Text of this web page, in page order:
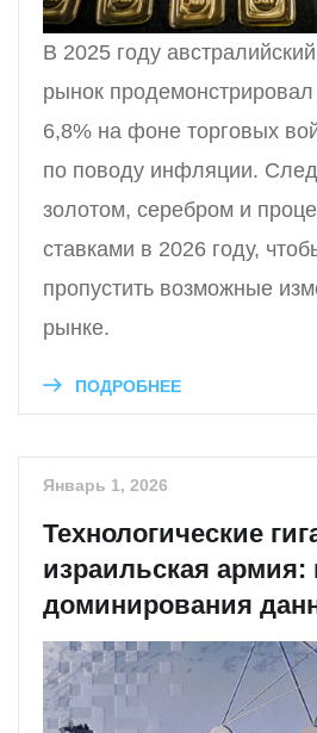
В 2025 году
рынок
6,8% на фоне торговых
по поводу инфляции.
золотом, серебром и
ставками в 2026 году,
пропустить возможные
рынке.
ПОДРОБНЕЕ
Январь 1, 2026
Технологические
израильская армия:
доминирования